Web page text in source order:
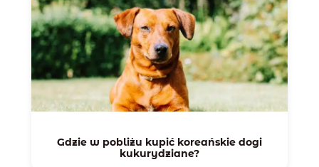
Gdzie w pobliżu kupić koreańskie dogi
kukurydziane?